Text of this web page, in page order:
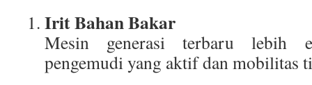
Irit Bahan Bakar
Mesin generasi terbaru lebih
pengemudi yang aktif dan mobilitas